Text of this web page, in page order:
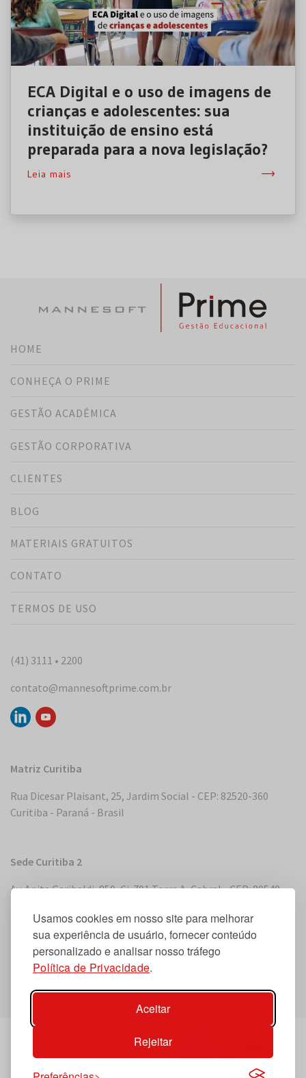
Usamos cookies em nosso site para melhorar
sua experiência de usuário, fornecer conteúdo
personalizado e analisar nosso tráfego
Política de Privacidade.
Aceitar
Rejeitar
ECA Digital e o uso de imagens de
crianças e adolescentes: sua
instituição de ensino está
preparada para a nova legislação?
Leia mais
HOME
CONHEÇA O PRIME
GESTÃO ACADÊMICA
GESTÃO CORPORATIVA
CLIENTES
BLOG
MATERIAIS GRATUITOS
CONTATO
TERMOS DE USO
(41) 3111 • 2200
contato@mannesoftprime.com.br
Matriz Curitiba
Rua Dicesar Plaisant, 25, Jardim Social - CEP: 82520-360
Curitiba - Paraná - Brasil
Sede Curitiba 2
Av. Anita Garibaldi, 850, Cj. 701 Torre A, Cabral - CEP: 80540-
Sede Miami, Flórida